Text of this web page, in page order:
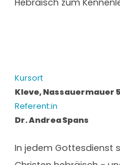
Hebräisch zum
Referent:in
Dr. Andrea Spans
Kursort
Kleve, Nassauermauer 5
In jedem Gottesdienst